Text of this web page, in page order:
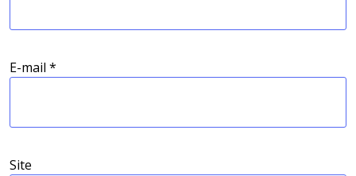
E-mail *
Site